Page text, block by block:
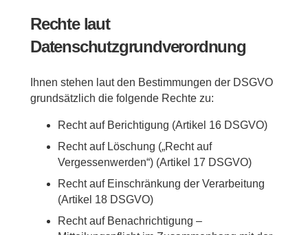
Rechte laut
Datenschutzgrundverordnung
Ihnen stehen laut den Bestimmungen der DSGVO
grundsätzlich die folgende Rechte zu:
Recht auf Berichtigung (Artikel 16 DSGVO)
Recht auf Löschung („Recht auf
Vergessenwerden“) (Artikel 17 DSGVO)
Recht auf Einschränkung der Verarbeitung
(Artikel 18 DSGVO)
Recht auf Benachrichtigung –